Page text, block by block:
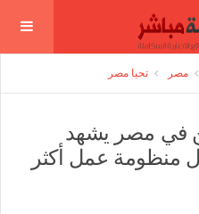
مصر تحيا مصر
في مصر يشهد
منظومة عمل أكثر